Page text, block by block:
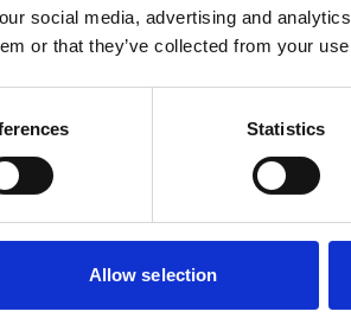
social media, advertising and
or that they’ve collected from your
Statistics
Allow selection
0
0
0
επιδότηση χορηγείται επί της
κατανάλωσης η επιδότηση είναι